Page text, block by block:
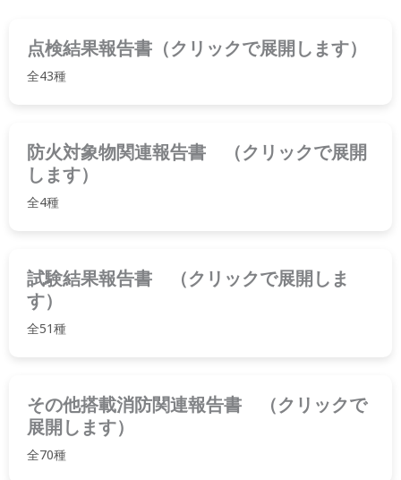
点検結果報告書（クリックで展開します）
全43種
防火対象物関連報告書 （クリックで展開
します）
全4種
試験結果報告書 （クリックで展開しま
す）
全51種
その他搭載消防関連報告書 （クリックで
展開します）
全70種